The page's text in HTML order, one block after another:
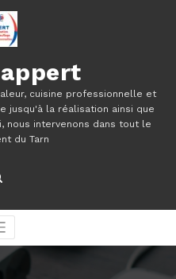
cuisine professionnelle et
jusqu'à la réalisation ainsi que
nous intervenons dans tout le
du Tarn